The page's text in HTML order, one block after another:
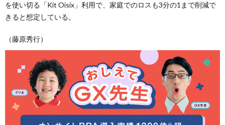
を使い切る「Kit Oisix」利用で、家庭でのロスも3分の1まで削減で
きると想定している。
（藤原秀行）